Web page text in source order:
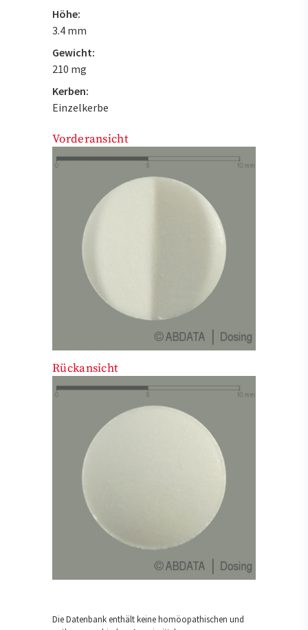
Höhe:
3.4 mm
Gewicht:
210 mg
Kerben:
Einzelkerbe
Vorderansicht
Rückansicht
Die Datenbank enthält keine homöopathischen und